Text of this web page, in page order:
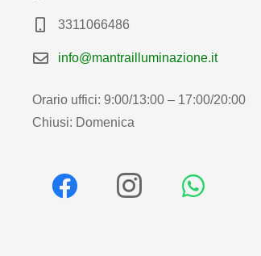
3311066486
info@mantrailluminazione.it
Orario uffici: 9:00/13:00 – 17:00/20:00
Chiusi: Domenica